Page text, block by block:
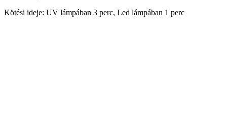
Kötési ideje: UV lámpában 3 perc, Led lámpában 1 perc